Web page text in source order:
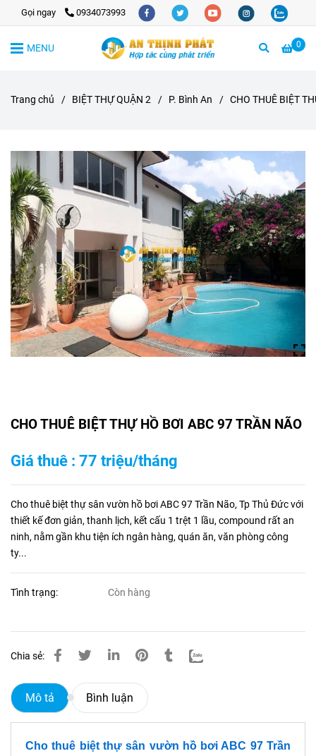
Gọi ngay 0934073993
0
MENU
Trang chủ / BIỆT THỰ QUẬN 2 / P. Bình An / CHO THUÊ BIỆT
CHO THUÊ BIỆT THỰ HỒ BƠI ABC 97 TRẦN NÃO
Giá thuê : 77 triệu/tháng
Cho thuê biệt thự sân vườn hồ bơi ABC 97 Trần Não, Tp Thủ Đức với
thiết kế đơn giản, thanh lịch, kết cấu 1 trệt 1 lầu, compound rất an
ninh, nằm gần khu tiện ích ngân hàng, quán ăn, văn phòng công
ty...
Tình trạng: Còn hàng
Chia sẻ:
Mô tả Bình luận
Cho thuê biệt thự sân vườn hồ bơi ABC 97 Trần